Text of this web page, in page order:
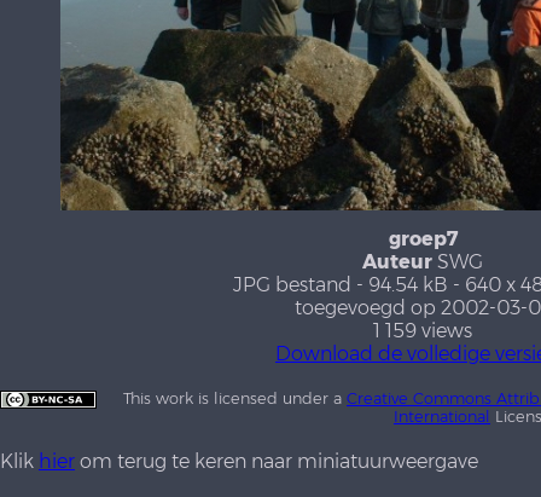
groep7
Auteur SWG
JPG bestand - 94.54 kB - 640 x
toegevoegd op 2002-03-
1 159 views
Download de volledige
This work is licensed under a Creative Commons
International
Klik hier om terug te keren naar miniatuurweergave